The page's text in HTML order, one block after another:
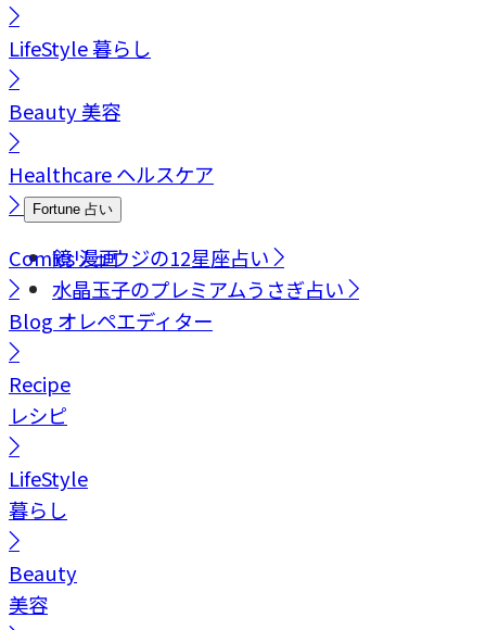
LifeStyle暮らし
Beauty美容
Healthcareヘルスケア
Fortune 占い
鏡リュウジの12星座占い
水晶玉子のプレミアムうさぎ占い
Comics漫画
Blog オレペエディター
Recipe
レシピ
LifeStyle
暮らし
Beauty
美容